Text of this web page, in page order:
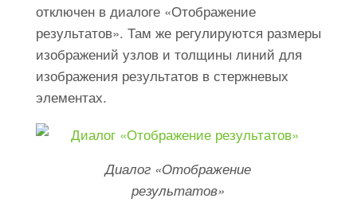
отключен в диалоге «Отображение
результатов». Там же регулируются размеры
изображений узлов и толщины линий для
изображения результатов в стержневых
элементах.
Диалог «Отображение
результатов»